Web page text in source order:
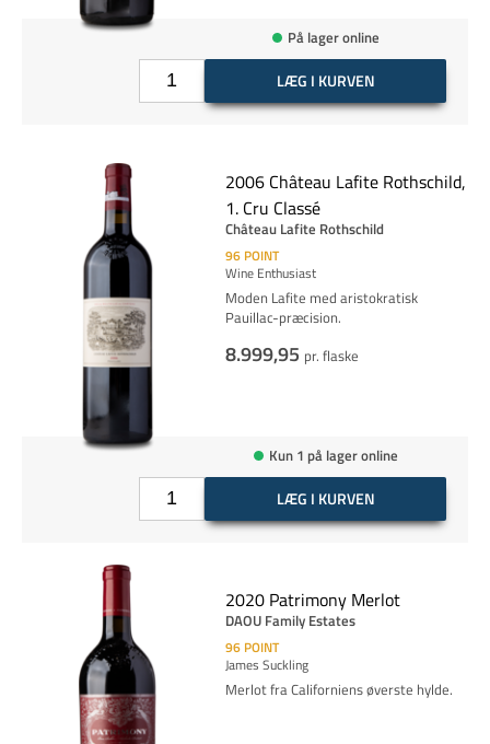
På lager online
LÆG I KURVEN
2006 Château Lafite Rothschild,
1. Cru Classé
Château Lafite Rothschild
96 POINT
Wine Enthusiast
Moden Lafite med aristokratisk
Pauillac-præcision.
8.999,95 pr. flaske
Kun 1 på lager online
LÆG I KURVEN
2020 Patrimony Merlot
DAOU Family Estates
96 POINT
James Suckling
Merlot fra Californiens øverste hylde.